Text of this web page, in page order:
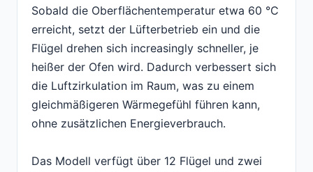
Sobald die Oberflächentemperatur etwa 60 °C
erreicht, setzt der Lüfterbetrieb ein und die
Flügel drehen sich increasingly schneller, je
heißer der Ofen wird. Dadurch verbessert sich
die Luftzirkulation im Raum, was zu einem
gleichmäßigeren Wärmegefühl führen kann,
ohne zusätzlichen Energieverbrauch.
Das Modell verfügt über 12 Flügel und zwei